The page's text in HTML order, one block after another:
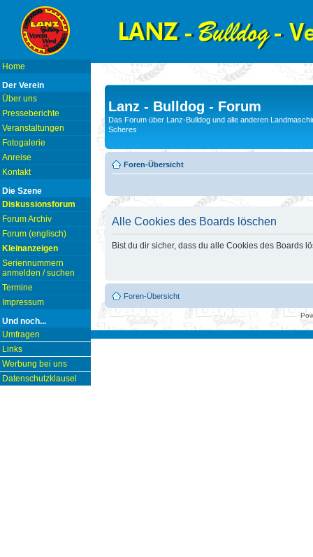
Home
Der Verein
Über uns
Presseberichte
Veranstaltungen
Fotogalerie
Anreise
Kontakt
Die Szene
Diskussionsforum
Forum Archiv
Forum (englisch)
Kleinanzeigen
Seriennummern
anmelden / suchen
Termine
Impressum
Und noch...
Umfragen
Links
Werbung bei uns
Datenschutzklausel
Lanz - Bulldog - Forum
Das Forum über Lanz-Bulldog und alle anderen
Scheres
Foren-Übersicht
Alle Cookies des Boards löschen
Bist du dir sicher, dass du alle Cookies des Boards
Foren-Übersicht